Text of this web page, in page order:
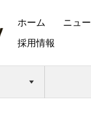
ホーム ニュ
採用情報